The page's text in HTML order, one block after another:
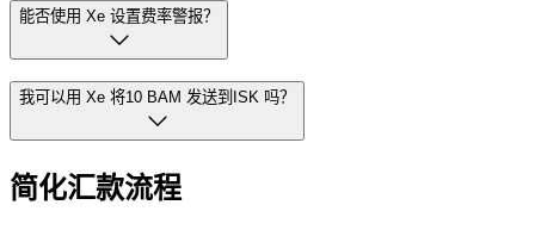
能否使用 Xe 设置费率警报？
我可以用 Xe 将10 BAM 发送到ISK 吗？
简化汇款流程